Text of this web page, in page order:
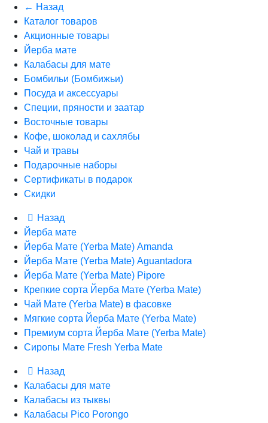
← Назад
Каталог товаров
Акционные товары
Йерба мате
Калабасы для мате
Бомбильи (Бомбижьи)
Посуда и аксессуары
Специи, пряности и заатар
Восточные товары
Кофе, шоколад и сахлябы
Чай и травы
Подарочные наборы
Сертификаты в подарок
Скидки
Назад
Йерба мате
Йерба Мате (Yerba Mate) Amanda
Йерба Мате (Yerba Mate) Aguantadora
Йерба Мате (Yerba Mate) Pipore
Крепкие сорта Йерба Мате (Yerba Mate)
Чай Мате (Yerba Mate) в фасовке
Мягкие сорта Йерба Мате (Yerba Mate)
Премиум сорта Йерба Мате (Yerba Mate)
Сиропы Мате Fresh Yerba Mate
Назад
Калабасы для мате
Калабасы из тыквы
Калабасы Pico Porongo